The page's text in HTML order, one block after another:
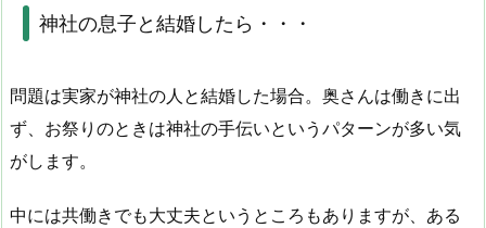
神社の息子と結婚したら・・・
問題は実家が神社の人と結婚した場合。奥さんは働きに出
ず、お祭りのときは神社の手伝いというパターンが多い気
がします。
中には共働きでも大丈夫というところもありますが、ある